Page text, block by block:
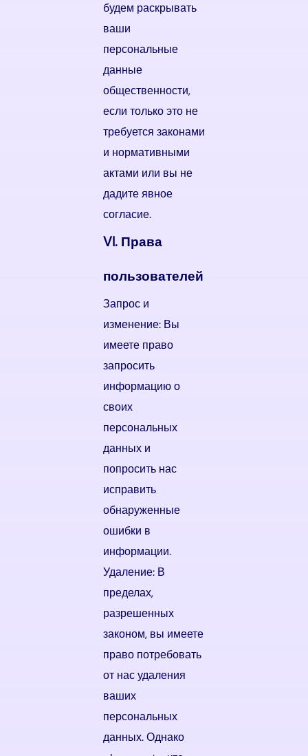
будем раскрывать
ваши
персональные
данные
общественности,
если только это не
требуется законами
и нормативными
актами или вы не
дадите явное
согласие.
VI. Права
пользователей
Запрос и
изменение: Вы
имеете право
запросить
информацию о
своих
персональных
данных и
попросить нас
исправить
обнаруженные
ошибки в
информации.
Удаление: В
пределах,
разрешенных
законом, вы имеете
право потребовать
от нас удаления
ваших
персональных
данных. Однако